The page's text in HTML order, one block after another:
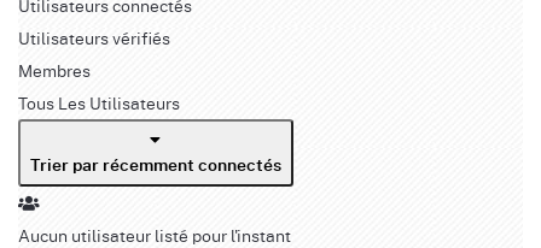
Utilisateurs connectés
Utilisateurs vérifiés
Membres
Tous Les Utilisateurs
Trier par récemment connectés
Aucun utilisateur listé pour l'instant